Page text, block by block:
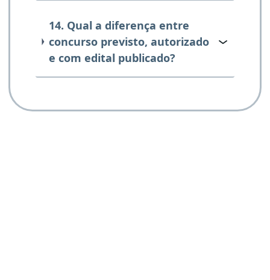
14. Qual a diferença entre
concurso previsto, autorizado
e com edital publicado?